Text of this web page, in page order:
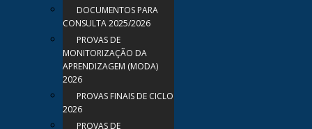
DOCUMENTOS PARA
CONSULTA 2025/2026
PROVAS DE
MONITORIZAÇÃO DA
APRENDIZAGEM (MODA)
2026
PROVAS FINAIS DE CICLO
2026
PROVAS DE